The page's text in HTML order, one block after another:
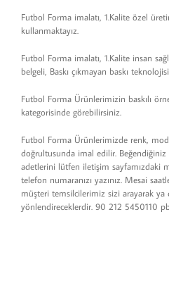
Futbol Forma imalatı, 1.Kalite özel
kullanmaktayız.
Futbol Forma imalatı, 1.Kalite insan
belgeli, Baskı çıkmayan baskı
Futbol Forma Ürünlerimizin baskılı
kategorisinde görebilirsiniz.
Futbol Forma Ürünlerimizde renk,
doğrultusunda imal edilir.
adetlerini lütfen iletişim sayfamızdaki
telefon numaranızı yazınız. Mesai
müşteri temsilcilerimiz sizi arayarak ya
yönlendireceklerdir. 90 212 5450110